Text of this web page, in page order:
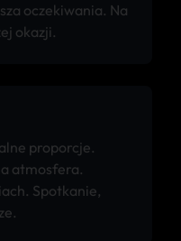
oczekiwania. Na
okazji.
proporcje.
atmosfera.
Spotkanie,